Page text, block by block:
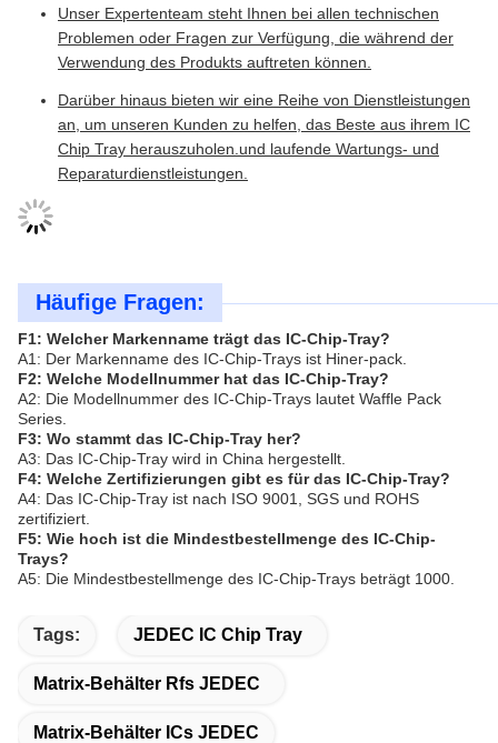
Unser Expertenteam steht Ihnen bei allen technischen
Problemen oder Fragen zur Verfügung, die während der
Verwendung des Produkts auftreten können.
Darüber hinaus bieten wir eine Reihe von Dienstleistungen
an, um unseren Kunden zu helfen, das Beste aus ihrem IC
Chip Tray herauszuholen.und laufende Wartungs- und
Reparaturdienstleistungen.
Häufige Fragen:
F1: Welcher Markenname trägt das IC-Chip-Tray?
A1: Der Markenname des IC-Chip-Trays ist Hiner-pack.
F2: Welche Modellnummer hat das IC-Chip-Tray?
A2: Die Modellnummer des IC-Chip-Trays lautet Waffle Pack
Series.
F3: Wo stammt das IC-Chip-Tray her?
A3: Das IC-Chip-Tray wird in China hergestellt.
F4: Welche Zertifizierungen gibt es für das IC-Chip-Tray?
A4: Das IC-Chip-Tray ist nach ISO 9001, SGS und ROHS
zertifiziert.
F5: Wie hoch ist die Mindestbestellmenge des IC-Chip-
Trays?
A5: Die Mindestbestellmenge des IC-Chip-Trays beträgt 1000.
Tags: JEDEC IC Chip Tray
Matrix-Behälter Rfs JEDEC
Matrix-Behälter ICs JEDEC